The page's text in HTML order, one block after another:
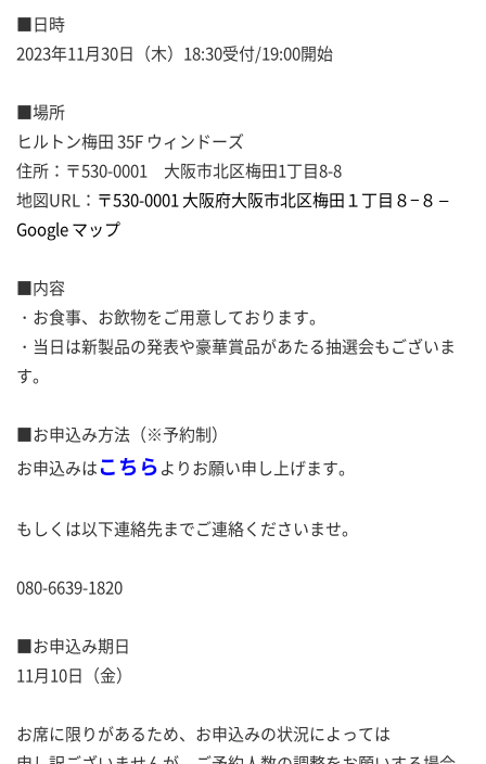
■日時
2023年11月30日（木）18:30受付/19:00開始
■場所
ヒルトン梅田 35F ウィンドーズ
住所：〒530-0001 大阪市北区梅田1丁目8-8
地図URL： 〒530-0001 大阪府大阪市北区梅田１丁目８−８ –
Google マップ
■内容
・お食事、お飲物をご用意しております。
・当日は新製品の発表や豪華賞品があたる抽選会もございま
す。
■お申込み方法（※予約制）
お申込みは こちら よりお願い申し上げます。
もしくは以下連絡先までご連絡くださいませ。
080-6639-1820
■お申込み期日
11月10日（金）
お席に限りがあるため、お申込みの状況によっては